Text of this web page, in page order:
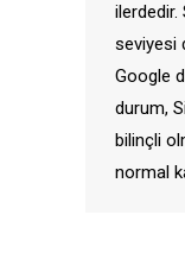
ilerdedir.
seviyesi
Google
durum,
bilinçli
normal